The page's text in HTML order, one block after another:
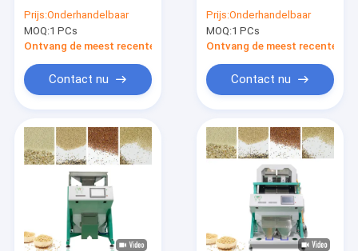
Producten
Videos
VR-show
Sorter
Prijs:Onderhandelbaar
MOQ:1 PCs
Ontvang de meest recente Prijs
Contact nu
Klassificatie Met
WIFI Control Voor
Global
Prijs:Onderhandelbaar
MOQ:1 PCs
Ontvang de meest recente
Contact nu